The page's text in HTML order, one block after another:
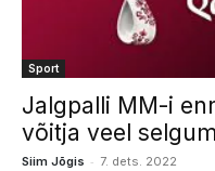
Sport
Jalgpalli MM-i
võitja veel
Siim Jõgis - 7. dets. 2022